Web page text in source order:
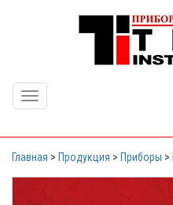
Toggle
Главная > Продукция > Приборы >